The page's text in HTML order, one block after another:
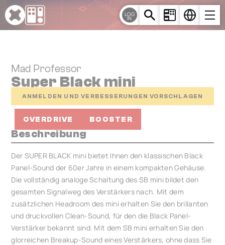
Cookie-Einstellungen
LOG
IN
Mad Professor
Super Black mini
ANMELDEN UND VERBESSERUNGEN VORSCHLAGEN
OVERDRIVE BOOSTER
Beschreibung
Der SUPER BLACK mini bietet Ihnen den klassischen Black
Panel-Sound der 60er Jahre in einem kompakten Gehäuse.
Die vollständig analoge Schaltung des SB mini bildet den
gesamten Signalweg des Verstärkers nach. Mit dem
zusätzlichen Headroom des mini erhalten Sie den brillanten
und druckvollen Clean-Sound, für den die Black Panel-
Verstärker bekannt sind. Mit dem SB mini erhalten Sie den
glorreichen Breakup-Sound eines Verstärkers, ohne dass Sie